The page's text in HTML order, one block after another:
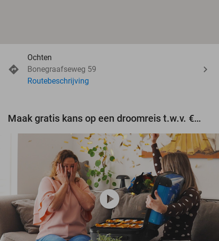
Ochten
Bonegraafseweg 59
Routebeschrijving
Maak gratis kans op een droomreis t.w.v. €3.000!
play_circle